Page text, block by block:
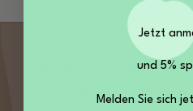
LINEA TELEFONICA DI
Supporto e consulenza al
Jetzt
und 5%
Melden Sie sich